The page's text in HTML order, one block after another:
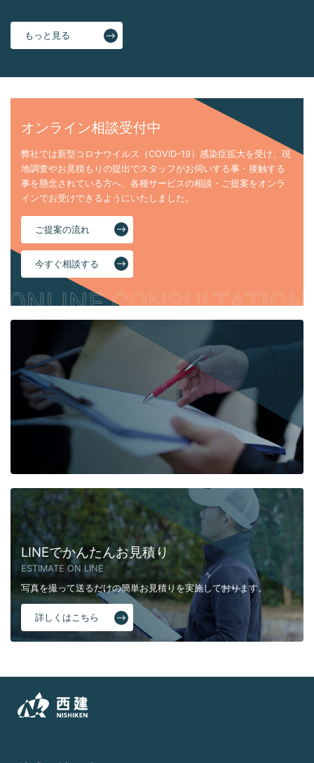
もっと見る
オンライン相談受付中
弊社では新型コロナウイルス（COVID-19）感染症拡大を受け、現
地調査やお見積もりの提出でスタッフがお伺いする事・接触する
事を懸念されている方へ、各種サービスの相談・ご提案をオンラ
インでお受けできるようにいたしました。
ご提案の流れ
今すぐ相談する
LINEでかんたんお見積り
ESTIMATE ON LINE
写真を撮って送るだけの簡単お見積りを実施しております。
詳しくはこちら